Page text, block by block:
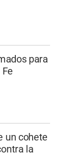
para
un cohete
la